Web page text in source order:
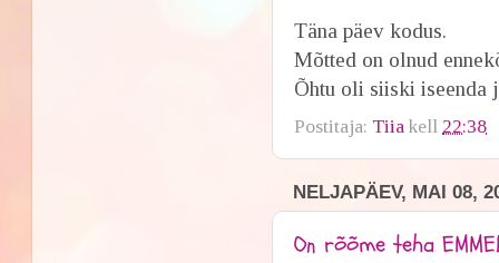
Täna päev kodus.
Mõtted on olnud
Õhtu oli siiski iseenda
Postitaja: Tiia kell 22:38
NELJAPÄEV, MAI 08,
On rõõme teha